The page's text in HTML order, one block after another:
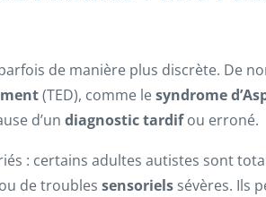
de manière plus discrète. De
(TED), comme lesyndrome
d’un diagnostic tardifou erroné.
: certains adultes autistes sont
ou de troubles sensoriels sévères. Ils